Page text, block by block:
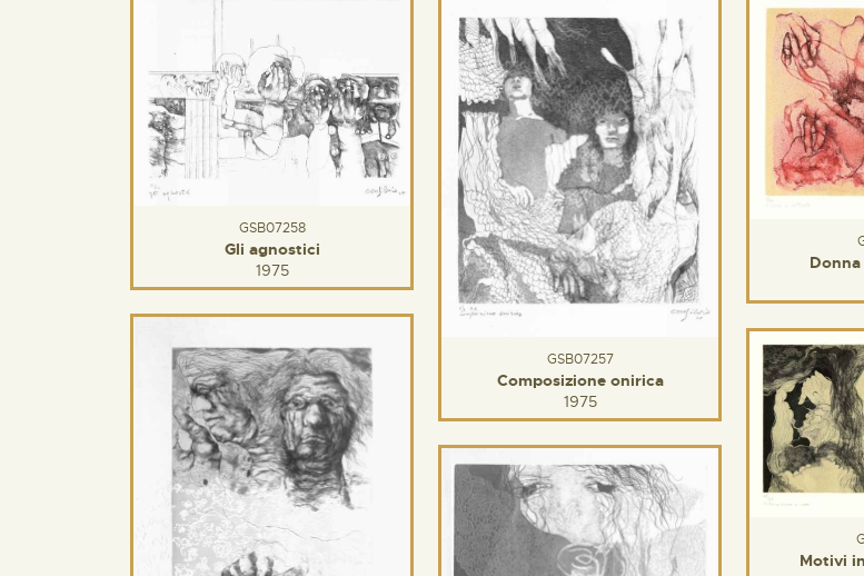
GSB07258
Gli agnostici
1975
GSB07257
Composizione onirica
1975
Motivi